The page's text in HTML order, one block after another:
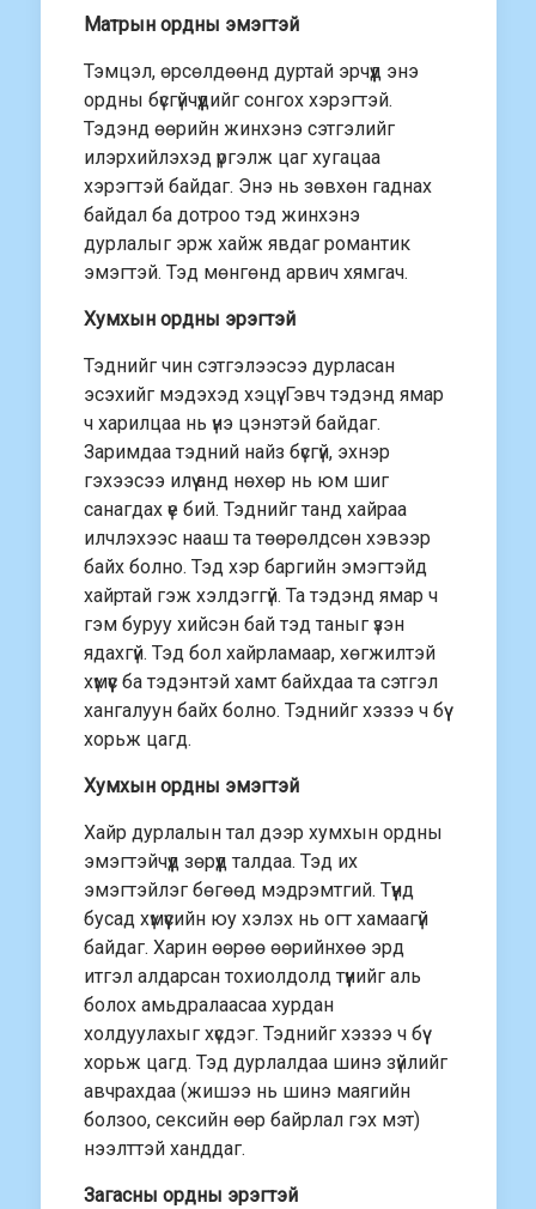
Матрын ордны эмэгтэй
Тэмцэл, өрсөлдөөнд дуртай эрчүүд энэ
ордны бүсгүйчүүдийг сонгох хэрэгтэй.
Тэдэнд өөрийн жинхэнэ сэтгэлийг
илэрхийлэхэд үргэлж цаг хугацаа
хэрэгтэй байдаг. Энэ нь зөвхөн гаднах
байдал ба дотроо тэд жинхэнэ
дурлалыг эрж хайж явдаг романтик
эмэгтэй. Тэд мөнгөнд арвич хямгач.
Хумхын ордны эрэгтэй
Тэднийг чин сэтгэлээсээ дурласан
эсэхийг мэдэхэд хэцүү. Гэвч тэдэнд ямар
ч харилцаа нь үнэ цэнэтэй байдаг.
Заримдаа тэдний найз бүсгүй, эхнэр
гэхээсээ илүү анд нөхөр нь юм шиг
санагдах үе бий. Тэднийг танд хайраа
илчлэхээс нааш та төөрөлдсөн хэвээр
байх болно. Тэд хэр баргийн эмэгтэйд
хайртай гэж хэлдэггүй. Та тэдэнд ямар ч
гэм буруу хийсэн бай тэд таныг үзэн
ядахгүй. Тэд бол хайрламаар, хөгжилтэй
хүмүүс ба тэдэнтэй хамт байхдаа та сэтгэл
хангалуун байх болно. Тэднийг хэзээ ч бүү
хорьж цагд.
Хумхын ордны эмэгтэй
Хайр дурлалын тал дээр хумхын ордны
эмэгтэйчүүд зөрүүд талдаа. Тэд их
эмэгтэйлэг бөгөөд мэдрэмтгий. Түүнд
бусад хүмүүсийн юу хэлэх нь огт хамаагүй
байдаг. Харин өөрөө өөрийнхөө эрд
итгэл алдарсан тохиолдолд түүнийг аль
болох амьдралаасаа хурдан
холдуулахыг хүсдэг. Тэднийг хэзээ ч бүү
хорьж цагд. Тэд дурлалдаа шинэ зүйлийг
авчрахдаа (жишээ нь шинэ маягийн
болзоо, сексийн өөр байрлал гэх мэт)
нээлттэй ханддаг.
Загасны ордны эрэгтэй